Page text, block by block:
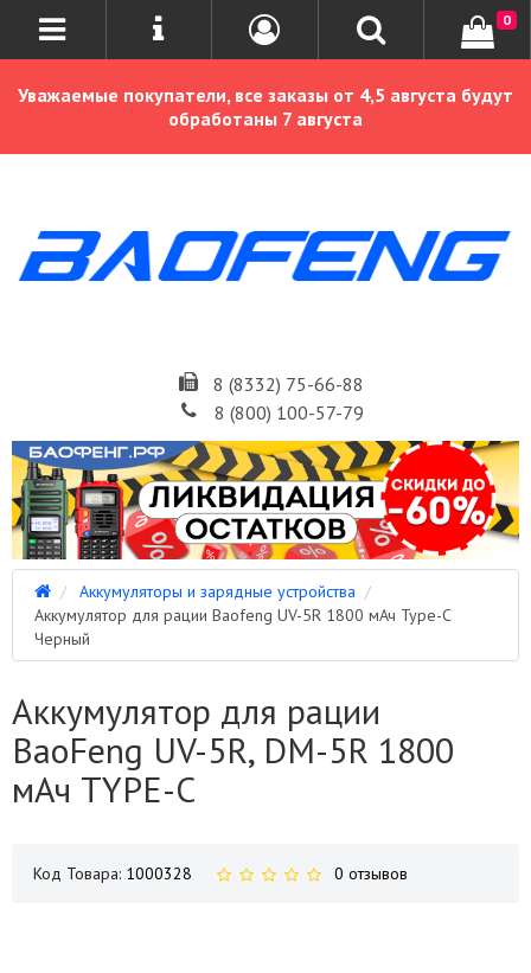
Уважаемые покупатели, все заказы от 4,5 августа будут
обработаны 7 августа
8 (8332) 75-66-88
8 (800) 100-57-79
0
Аккумуляторы и зарядные устройства
Аккумулятор для рации Baofeng UV-5R 1800 мАч Type-C
Черный
Аккумулятор для рации
BaoFeng UV-5R, DM-5R 1800
мАч TYPE-C
Код Товара: 1000328 0 отзывов